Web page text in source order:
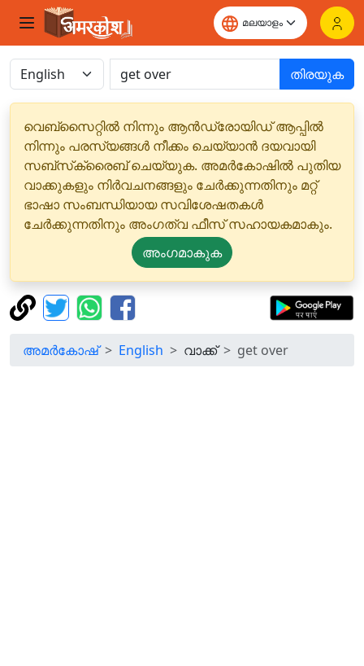
തിരയുക
വെബ്‌സൈറ്റിൽ നിന്നും ആൻഡ്രോയിഡ് ആപ്പിൽ
നിന്നും പരസ്യങ്ങൾ നീക്കം ചെയ്യാൻ ദയവായി
സബ്‌സ്‌ക്രൈബ് ചെയ്യുക. അമർകോഷിൽ പുതിയ
വാക്കുകളും നിർവചനങ്ങളും ചേർക്കുന്നതിനും മറ്റ്
ഭാഷാ സംബന്ധിയായ സവിശേഷതകൾ
ചേർക്കുന്നതിനും അംഗത്വ ഫീസ് സഹായകമാകും.
അംഗമാകുക
അമർകോഷ് English വാക്ക് get over